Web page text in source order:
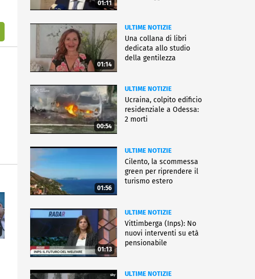
01:11
01:14
ULTIME NOTIZIE
Una collana di libri
dedicata allo studio
della gentilezza
00:54
ULTIME NOTIZIE
Ucraina, colpito edificio
residenziale a Odessa:
2 morti
01:56
ULTIME NOTIZIE
Cilento, la scommessa
green per riprendere il
turismo estero
01:13
ULTIME NOTIZIE
Vittimberga (Inps): No
nuovi interventi su età
pensionabile
ULTIME NOTIZIE